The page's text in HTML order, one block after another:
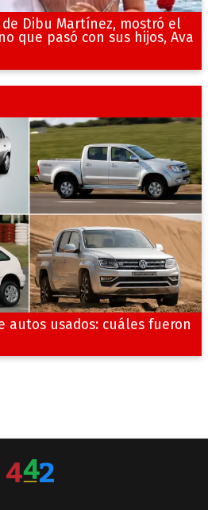
Dibu Martínez, mostró el
que pasó con sus hijos, Ava
autos usados: cuáles fueron